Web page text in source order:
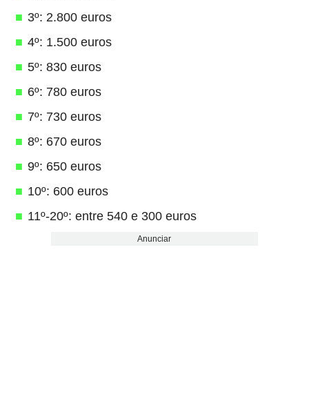
3º: 2.800 euros
4º: 1.500 euros
5º: 830 euros
6º: 780 euros
7º: 730 euros
8º: 670 euros
9º: 650 euros
10º: 600 euros
11º-20º: entre 540 e 300 euros
Anunciar